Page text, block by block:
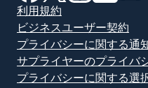
利用規約
ビジネスユーザー契約
プライバシーに関する通
サプライヤーのプライバ
プライバシーに関する選